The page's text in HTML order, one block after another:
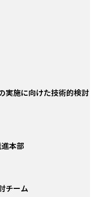
実施に向けた技術的検討
本部
チーム